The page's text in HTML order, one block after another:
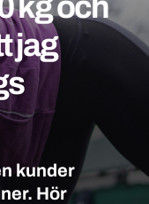
jag
kunder
Hör